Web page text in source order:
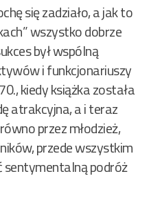
się zadziało, a jak to
wszystko dobrze
był wspólną
i funkcjonariuszy
kiedy książka została
atrakcyjna, a i teraz
przez młodzież,
przede wszystkim
sentymentalną podróż